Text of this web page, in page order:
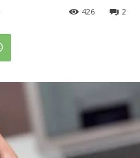
2
426